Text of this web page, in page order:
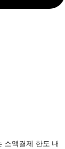
소액결제 한도 내